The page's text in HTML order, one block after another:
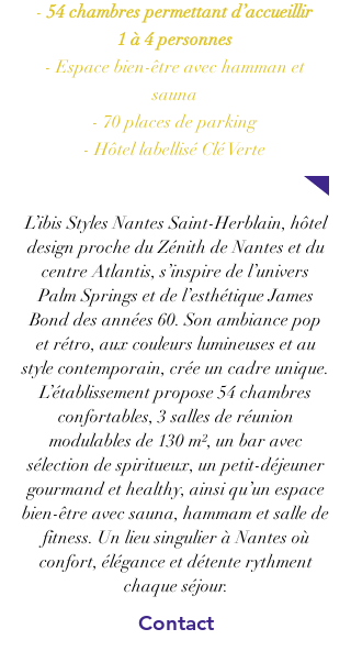
-54 chambres permettant d’accueillir
1 à 4 personnes
- Espace bien-être avec hamman et
sauna
- 70 places de parking
- Hôtel labellisé Clé Verte
L’ibis Styles Nantes Saint-Herblain, hôtel
design proche du Zénith de Nantes et du
centre Atlantis, s’inspire de l’univers
Palm Springs et de l’esthétique James
Bond des années 60. Son ambiance pop
et rétro, aux couleurs lumineuses et au
style contemporain, crée un cadre unique.
L’établissement propose 54 chambres
confortables, 3 salles de réunion
modulables de 130 m², un bar avec
sélection de spiritueux, un petit-déjeuner
gourmand et healthy, ainsi qu’un espace
bien-être avec sauna, hammam et salle de
fitness. Un lieu singulier à Nantes où
confort, élégance et détente rythment
chaque séjour.
Contact